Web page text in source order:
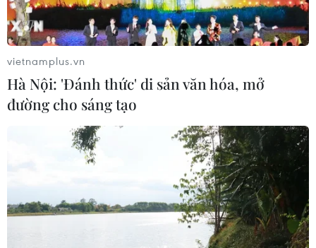
Hải Phòng: Bến phà ra đảo Cát Bà vắng
khách trong ngày đầu nghỉ lễ
Theo ghi nhận của phóng viên, ngoài di chuyển qua
Bến phà Đồng Bài, nhiều du khách chọn di chuyển bằng
hệ thống cáp treo ngay cạnh đó, nhưng lượng người và
vietnamplus.vn
Hà Nội: 'Đánh thức' di sản văn hóa, mở
đường cho sáng tạo